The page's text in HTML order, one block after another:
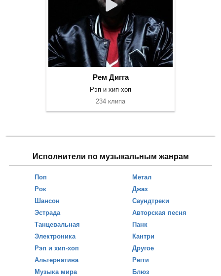
Рем Дигга
Рэп и хип-хоп
234 клипа
Исполнители по музыкальным жанрам
Поп
Рок
Шансон
Эстрада
Танцевальная
Электроника
Рэп и хип-хоп
Альтернатива
Музыка мира
Метал
Джаз
Саундтреки
Авторская песня
Панк
Кантри
Другое
Регги
Блюз